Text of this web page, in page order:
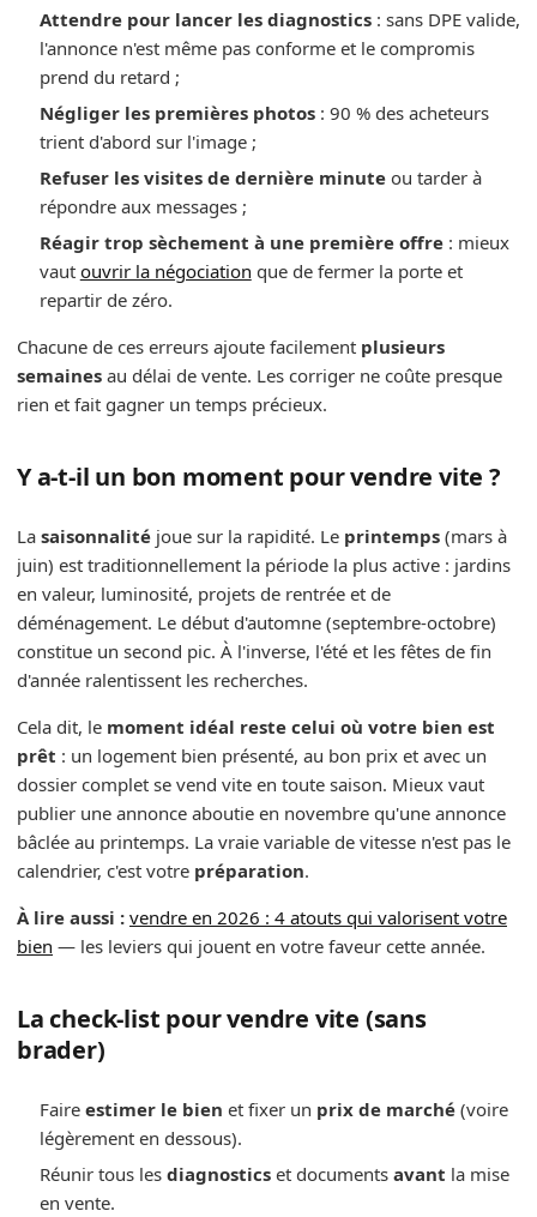
Attendre pour lancer les diagnostics: sans DPE valide,
l'annonce n'est même pas conforme et le compromis
prend du retard ;
Négliger les premières photos: 90 % des acheteurs
trient d'abord sur l'image ;
Refuser les visites de dernière minuteou tarder à
répondre aux messages ;
Réagir trop sèchement à une première offre: mieux
vaut ouvrir la négociation que de fermer la porte et
repartir de zéro.
Chacune de ces erreurs ajoute facilement plusieurs
semaines au délai de vente. Les corriger ne coûte presque
rien et fait gagner un temps précieux.
Y a-t-il un bon moment pour vendre vite ?
La saisonnalité joue sur la rapidité. Le printemps (mars à
juin) est traditionnellement la période la plus active : jardins
en valeur, luminosité, projets de rentrée et de
déménagement. Le début d'automne (septembre-octobre)
constitue un second pic. À l'inverse, l'été et les fêtes de fin
d'année ralentissent les recherches.
Cela dit, le moment idéal reste celui où votre bien est
prêt : un logement bien présenté, au bon prix et avec un
dossier complet se vend vite en toute saison. Mieux vaut
publier une annonce aboutie en novembre qu'une annonce
bâclée au printemps. La vraie variable de vitesse n'est pas le
calendrier, c'est votre préparation.
À lire aussi : vendre en 2026 : 4 atouts qui valorisent votre
bien — les leviers qui jouent en votre faveur cette année.
La check-list pour vendre vite (sans
brader)
Faire estimer le bien et fixer un prix de marché(voire
légèrement en dessous).
Réunir tous les diagnosticset documents avant la mise
en vente.